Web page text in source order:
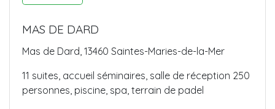
MAS DE DARD
Mas de Dard, 13460 Saintes-Maries-de-la-Mer
11 suites, accueil séminaires, salle de réception 250
personnes, piscine, spa, terrain de padel